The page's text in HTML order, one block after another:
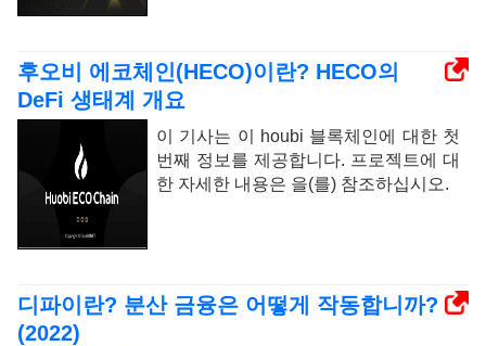
후오비 에코체인(HECO)이란? HECO의
DeFi 생태계 개요
이 기사는 이 houbi 블록체인에 대한 첫
번째 정보를 제공합니다. 프로젝트에 대
한 자세한 내용은 을(를) 참조하십시오.
디파이란? 분산 금융은 어떻게 작동합니까?
(2022)